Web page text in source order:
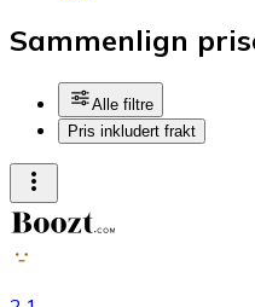
Sammenlign
Alle filtre
Pris inkludert frakt